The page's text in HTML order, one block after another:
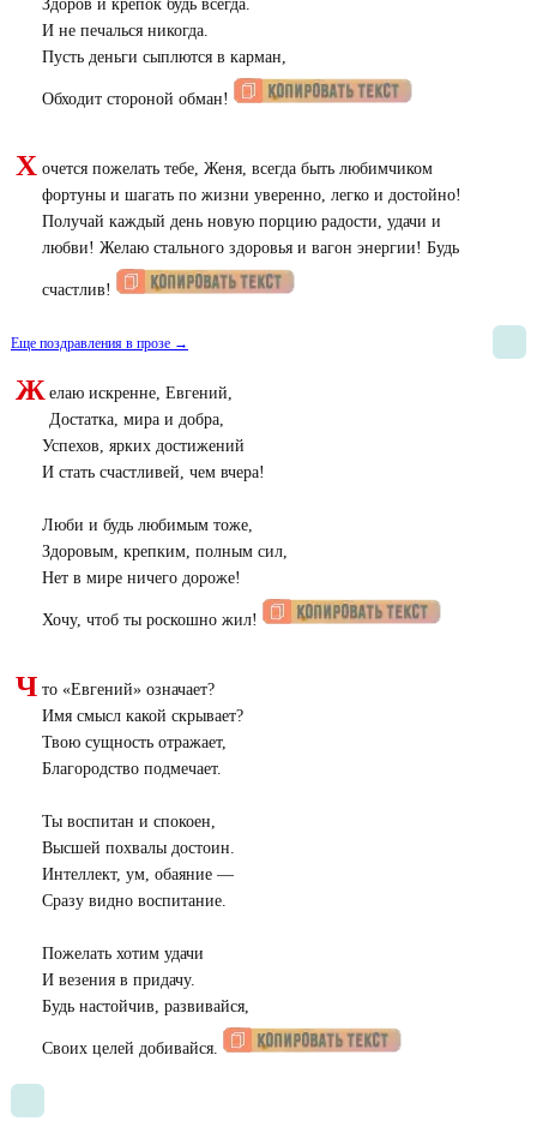
Здоров и крепок будь всегда.
И не печалься никогда.
Пусть деньги сыплются в карман,
Обходит стороной обман!
Х очется пожелать тебе, Женя, всегда быть любимчиком
фортуны и шагать по жизни уверенно, легко и достойно!
Получай каждый день новую порцию радости, удачи и
любви! Желаю стального здоровья и вагон энергии! Будь
счастлив!
Еще поздравления в прозе →
Ж елаю искренне, Евгений,
Достатка, мира и добра,
Успехов, ярких достижений
И стать счастливей, чем вчера!
Люби и будь любимым тоже,
Здоровым, крепким, полным сил,
Нет в мире ничего дороже!
Хочу, чтоб ты роскошно жил!
Ч то «Евгений» означает?
Имя смысл какой скрывает?
Твою сущность отражает,
Благородство подмечает.
Ты воспитан и спокоен,
Высшей похвалы достоин.
Интеллект, ум, обаяние —
Сразу видно воспитание.
Пожелать хотим удачи
И везения в придачу.
Будь настойчив, развивайся,
Своих целей добивайся.